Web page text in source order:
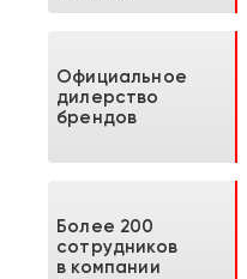
Официальное
дилерство
брендов
Более 200
сотрудников
в компании